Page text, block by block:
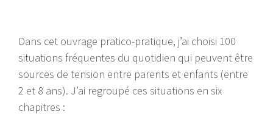
Dans cet ouvrage pratico-pratique, j’ai choisi 100
situations fréquentes du quotidien qui peuvent être
sources de tension entre parents et enfants (entre
2 et 8 ans). J’ai regroupé ces situations en six
chapitres :